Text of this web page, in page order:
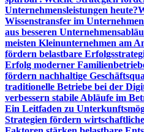
Unternehmensleistungen heute?
Wissenstransfer im
aus besseren
meisten Kleinunternehmen am
fördern belastbare
Erfolg moderner
fördern nachhaltige
traditionelle Betriebe bei der
verbessern stabile Abläufe im
Ein Leitfaden zu
Strategien fördern